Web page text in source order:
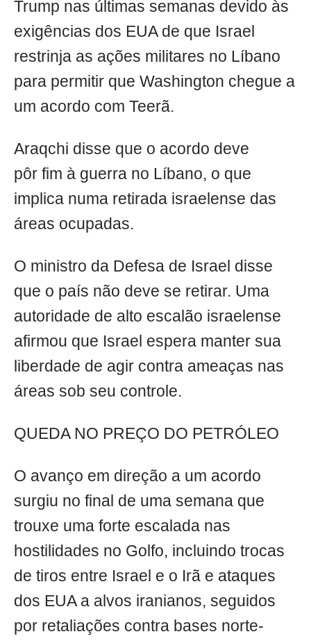
Trump nas últimas semanas devido às
exigências dos EUA de que Israel
restrinja as ações militares no Líbano
para permitir que Washington chegue a
um acordo com Teerã.
Araqchi disse que o acordo deve
pôr fim à guerra no Líbano, o que
implica numa retirada israelense das
áreas ocupadas.
O ministro da Defesa de Israel disse
que o país não deve se retirar. Uma
autoridade de alto escalão israelense
afirmou que Israel espera manter sua
liberdade de agir contra ameaças nas
áreas sob seu controle.
QUEDA NO PREÇO DO PETRÓLEO
O avanço em direção a um acordo
surgiu no final de uma semana que
trouxe uma forte escalada nas
hostilidades no Golfo, incluindo trocas
de tiros entre Israel e o Irã e ataques
dos EUA a alvos iranianos, seguidos
por retaliações contra bases norte-